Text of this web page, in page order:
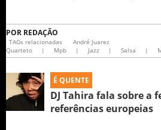
POR REDAÇÃO
TAGs relacionadas
André Juarez
Quarteto
| Mpb | Jazz | Salsa |
É QUENTE
DJ Tahira fala sobre a
referências europeias